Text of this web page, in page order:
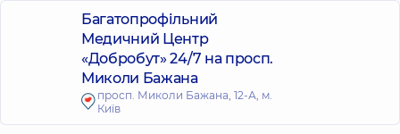
Багатопрофільний
Медичний Центр
«Добробут» 24/7 на просп.
Миколи Бажана
просп. Миколи Бажана, 12-А, м.
Київ